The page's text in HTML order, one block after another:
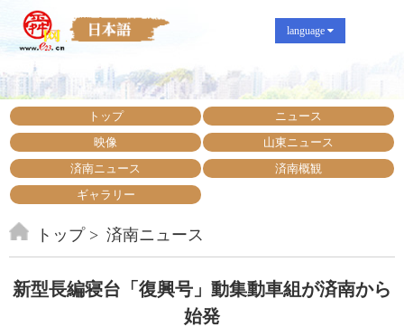
language
トップ
ニュース
映像
山東ニュース
済南ニュース
済南概観
ギャラリー
トップ 済南ニュース
新型長編寝台「復興号」動集動車組が済南から
始発